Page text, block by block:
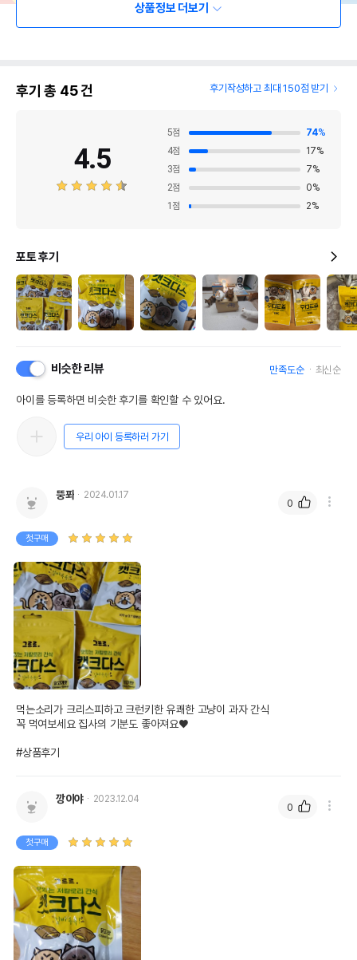
상품정보 더보기
후기 총 45건 후기작성하고 최대 150점 받기
4.5
5점 74%
4점 17%
3점 7%
2점 0%
1 점 2%
포토 후기
비슷한 리뷰 만족도순 최신순
아이를 등록하면 비슷한 후기를 확인할 수 있어요.
우리 아이 등록하러 가기
뚱퐈 2024.01.17
첫구매
먹는소리가 크리스피하고 크런키한 유쾌한 고냥이 과자 간식
꼭 먹여보세요 집사의 기분도 좋아져요♥︎
#상품후기
0
깡이야 2023.12.04
첫구매
0